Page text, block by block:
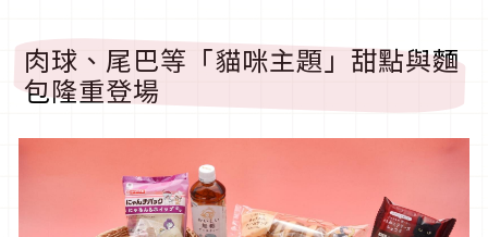
肉球、尾巴等「貓咪主題」甜點與麵
包隆重登場